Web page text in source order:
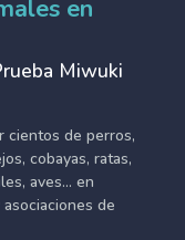
en
Miwuki
cientos de perros,
cobayas, ratas,
aves... en
de